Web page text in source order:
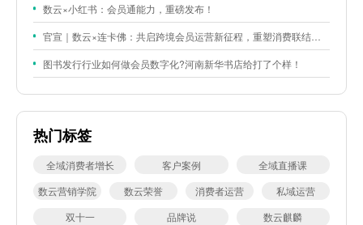
数云×小红书：会员通能力，重磅发布！
官宣｜数云×连卡佛：共启跨境会员运营新征程，重塑消费联结新体验
图书发行行业如何做会员数字化?河南新华书店给打了个样！
热门标签
全域消费者增长 客户案例
全域直播课
数云营销学院
数云荣誉 消费者运营
私域运营
双十一
品牌说 数云麒麟